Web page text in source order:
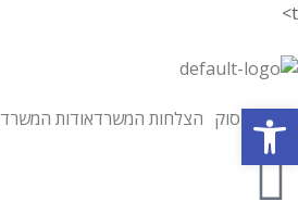
t>
תחומי עיסוק הצלחות המשרדאודות המשרד
פתח סרגל נגישות